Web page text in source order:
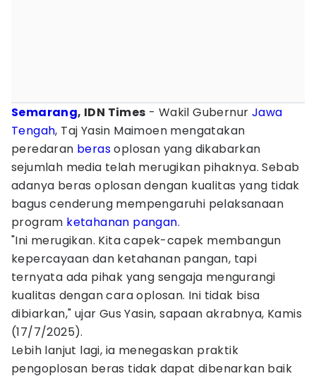
Semarang, IDN Times - Wakil Gubernur Jawa
Tengah, Taj Yasin Maimoen mengatakan
peredaran berasoplosan yang dikabarkan
sejumlah media telah merugikan pihaknya. Sebab
adanya beras oplosan dengan kualitas yang tidak
bagus cenderung mempengaruhi pelaksanaan
program ketahanan pangan.
"Ini merugikan. Kita capek-capek membangun
kepercayaan dan ketahanan pangan, tapi
ternyata ada pihak yang sengaja mengurangi
kualitas dengan cara oplosan. Ini tidak bisa
dibiarkan," ujar Gus Yasin, sapaan akrabnya, Kamis
(17/7/2025).
Lebih lanjut lagi, ia menegaskan praktik
pengoplosan beras tidak dapat dibenarkan baik